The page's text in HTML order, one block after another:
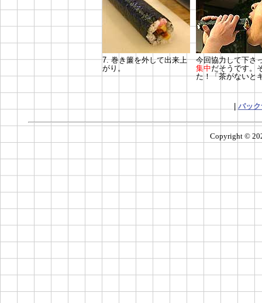
7. 巻き簾を外して出来上
がり。
今回協力して下さ
集中だそうです。
た！「茶がないと
バッ
Copyright ©